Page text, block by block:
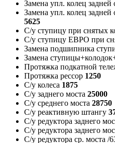
Замена упл. колец задней
Замена упл. колец
5625
С/у ступицу при снятых
С/у ступицу ЕВРО при
Замена подшипника
Замена
Протяжка подкатной
Протяжка рессор 1250
С/у колеса 1875
С/у заднего моста 25000
С/у среднего моста 28750
С/у реактивную штангу
С/у редуктора заднего
С/у редуктора заднего
С/у редуктора ср. моста /